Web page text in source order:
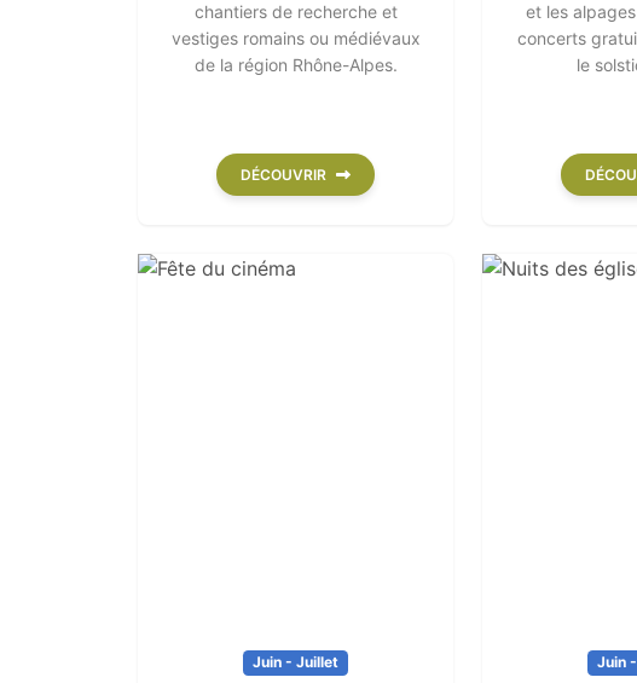
chantiers de recherche et
vestiges romains ou médiévaux
de la région Rhône-Alpes.
DÉCOUVRIR
et les
concerts
le
Juin - Juillet Juin